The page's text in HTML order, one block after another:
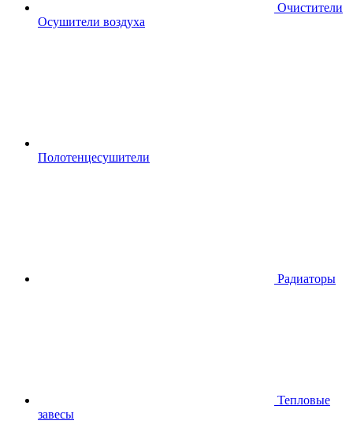
Очистители
Осушители воздуха
Полотенцесушители
Радиаторы
Тепловые
завесы